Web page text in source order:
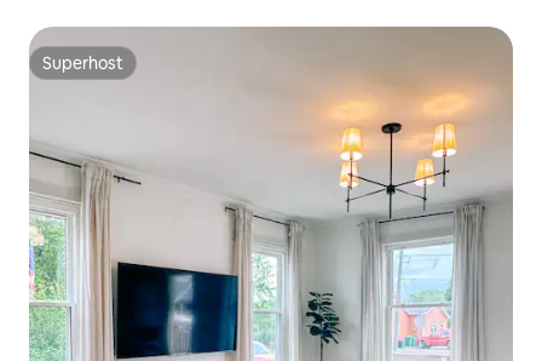
Superhost
Superhost